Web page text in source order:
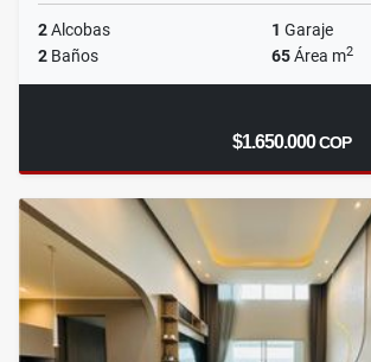
2Alcobas 1 Garaje
2 Baños 65Área m2
$1.650.000COP